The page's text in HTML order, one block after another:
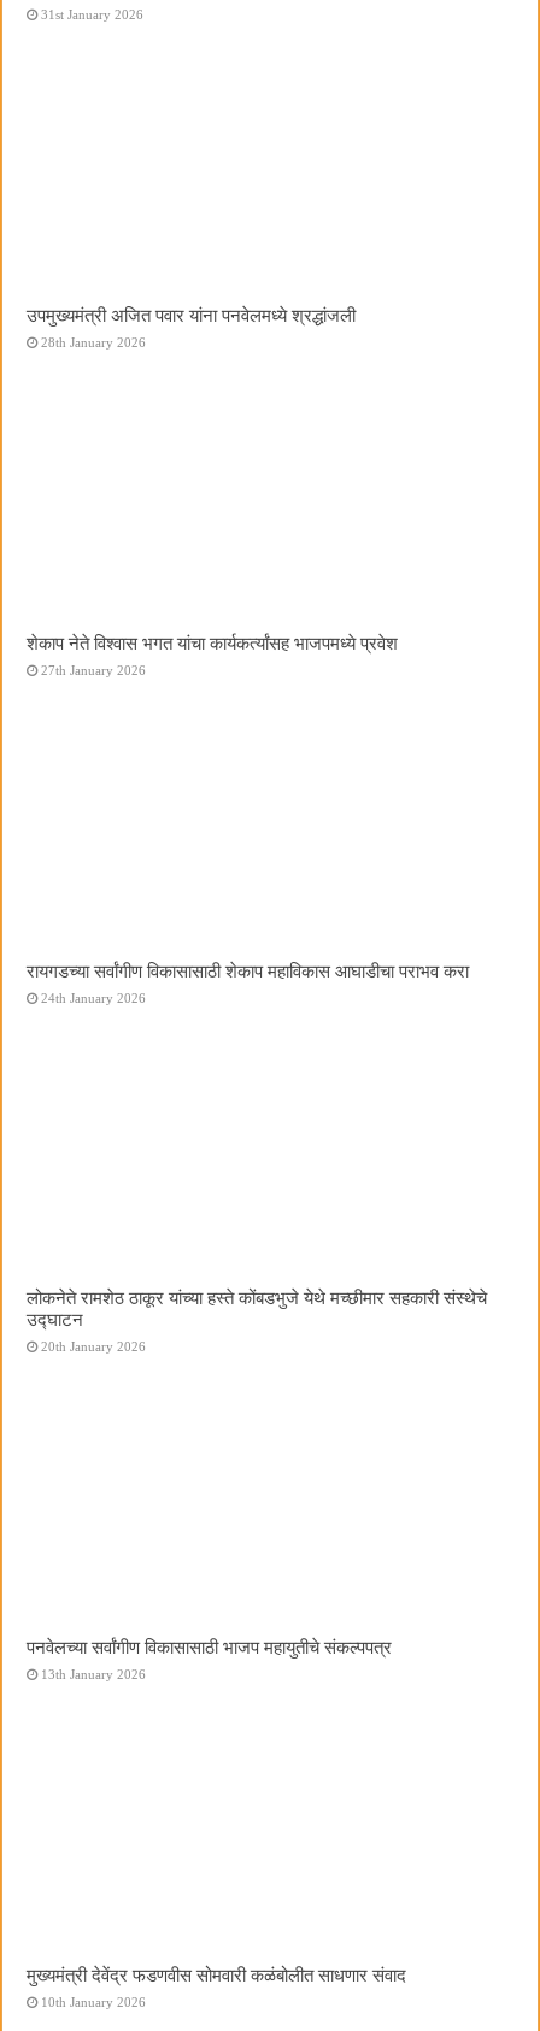
31st January 2026
उपमुख्यमंत्री अजित पवार यांना पनवेलमध्ये श्रद्धांजली
28th January 2026
शेकाप नेते विश्वास भगत यांचा कार्यकर्त्यांसह भाजपमध्ये प्रवेश
27th January 2026
रायगडच्या सर्वांगीण विकासासाठी शेकाप महाविकास आघाडीचा पराभव करा
24th January 2026
लोकनेते रामशेठ ठाकूर यांच्या हस्ते कोंबडभुजे येथे मच्छीमार सहकारी संस्थेचे
उद्घाटन
20th January 2026
पनवेलच्या सर्वांगीण विकासासाठी भाजप महायुतीचे संकल्पपत्र
13th January 2026
मुख्यमंत्री देवेंद्र फडणवीस सोमवारी कळंबोलीत साधणार संवाद
10th January 2026